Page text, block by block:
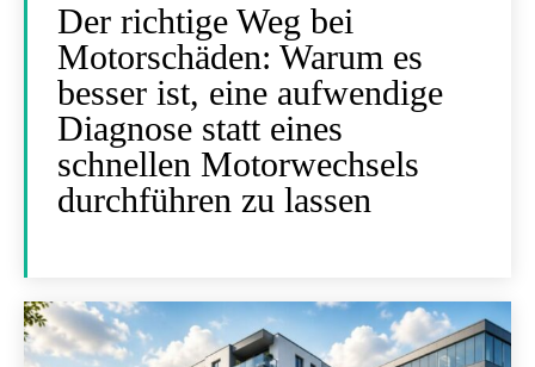
Der richtige Weg bei
Motorschäden: Warum es
besser ist, eine aufwendige
Diagnose statt eines
schnellen Motorwechsels
durchführen zu lassen